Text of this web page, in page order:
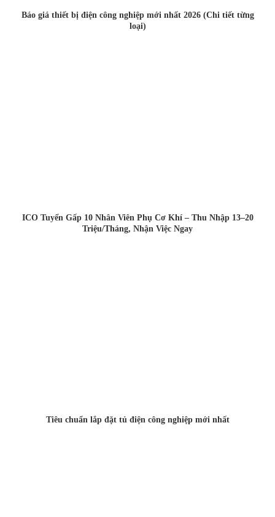
Báo giá thiết bị điện công nghiệp mới nhất 2026 (Chi tiết từng
loại)
ICO Tuyển Gấp 10 Nhân Viên Phụ Cơ Khí – Thu Nhập 13–20
Triệu/Tháng, Nhận Việc Ngay
Tiêu chuẩn lắp đặt tủ điện công nghiệp mới nhất